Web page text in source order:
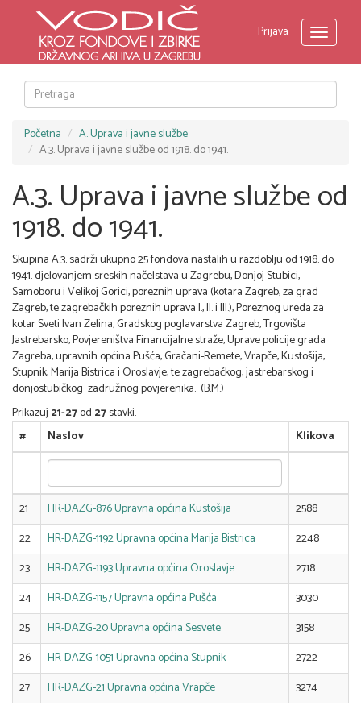
Prijava
Toggle
Početna
A. Uprava i javne službe
A.3. Uprava i javne službe od 1918. do 1941.
A.3. Uprava i javne službe od
1918. do 1941.
Skupina A.3. sadrži ukupno 25 fondova nastalih u razdoblju od 1918. do
1941. djelovanjem sreskih načelstava u Zagrebu, Donjoj Stubici,
Samoboru i Velikoj Gorici, poreznih uprava (kotara Zagreb, za grad
Zagreb, te zagrebačkih poreznih uprava I., II. i III.), Poreznog ureda za
kotar Sveti Ivan Zelina, Gradskog poglavarstva Zagreb, Trgovišta
Jastrebarsko, Povjereništva Financijalne straže, Uprave policije grada
Zagreba, upravnih općina Pušća, Gračani-Remete, Vrapče, Kustošija,
Stupnik, Marija Bistrica i Oroslavje, te zagrebačkog, jastrebarskog i
donjostubičkog zadružnog povjerenika. (B.M.)
Prikazuj 21-27od 27stavki.
#
Naslov Klikova
21 HR-DAZG-876 Upravna općina Kustošija
2588
22
HR-DAZG-1192 Upravna općina Marija Bistrica
2248
23
HR-DAZG-1193 Upravna općina Oroslavje
2718
24
HR-DAZG-1157 Upravna općina Pušća
3030
25
HR-DAZG-20 Upravna općina Sesvete
3158
26
HR-DAZG-1051 Upravna općina Stupnik
2722
27
HR-DAZG-21 Upravna općina Vrapče 3274